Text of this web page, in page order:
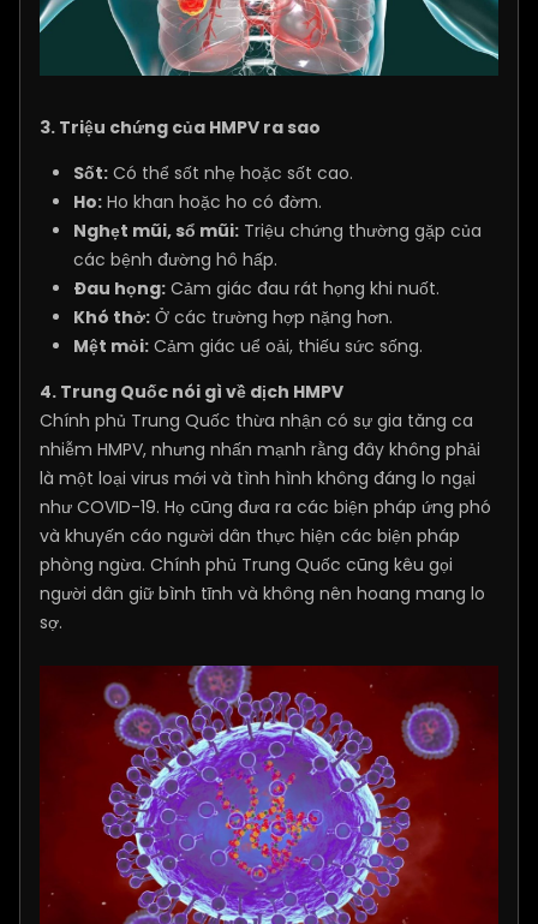
3. Triệu chứng của HMPV ra sao
Sốt: Có thể sốt nhẹ hoặc sốt cao.
Ho: Ho khan hoặc ho có đờm.
Nghẹt mũi, sổ mũi: Triệu chứng thường gặp của
các bệnh đường hô hấp.
Đau họng: Cảm giác đau rát họng khi nuốt.
Khó thở: Ở các trường hợp nặng hơn.
Mệt mỏi: Cảm giác uể oải, thiếu sức sống.
4. Trung Quốc nói gì về dịch HMPV
​Chính phủ Trung Quốc thừa nhận có sự gia tăng ca
nhiễm HMPV, nhưng nhấn mạnh rằng đây không phải
là một loại virus mới và tình hình không đáng lo ngại
như COVID-19. Họ cũng đưa ra các biện pháp ứng phó
và khuyến cáo người dân thực hiện các biện pháp
phòng ngừa. Chính phủ Trung Quốc cũng kêu gọi
người dân giữ bình tĩnh và không nên hoang mang lo
sợ.